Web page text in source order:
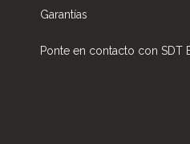
Garantías
Ponte en contacto con SDT